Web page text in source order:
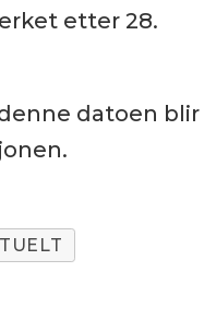
etter 28.
datoen blir